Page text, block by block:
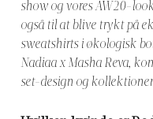
show og vores AW20-
også til at blive trykt på
sweatshirts i økologisk
Nadiaa x Masha Reva,
set-design og